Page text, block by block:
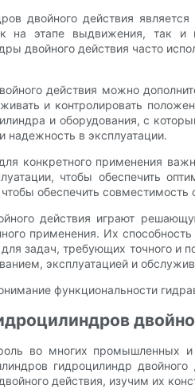
двойного действия
на этапе выдвижения, так
двойного действия часто
действия можно
и контролировать
и оборудования, с
надежность в эксплуатации.
конкретного применения
чтобы обеспечить
обеспечить
действия играют
применения. Их
задач, требующих точного и
эксплуатацией и
во многих промышленных
гидроцилиндр
действия, изучим их